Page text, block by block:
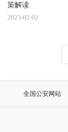
策解读
2023-02-02
全国公安网站